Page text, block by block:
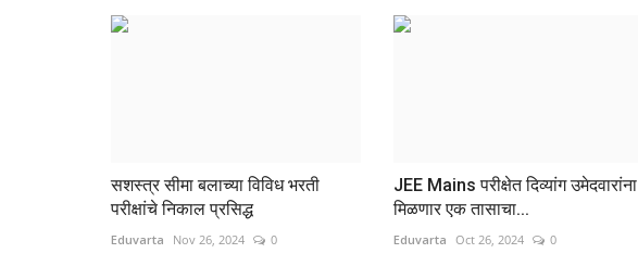
सशस्त्र सीमा बलाच्या विविध भरती
परीक्षांचे निकाल प्रसिद्ध
Eduvarta Nov 26, 2024 0
JEE Mains परीक्षेत दिव्यांग उमेदवारांना
मिळणार एक तासाचा...
Eduvarta Oct 26, 2024 0